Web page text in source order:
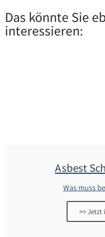
Das könnte Sie
interessieren:
Asbest
Was muss
>> Jetzt